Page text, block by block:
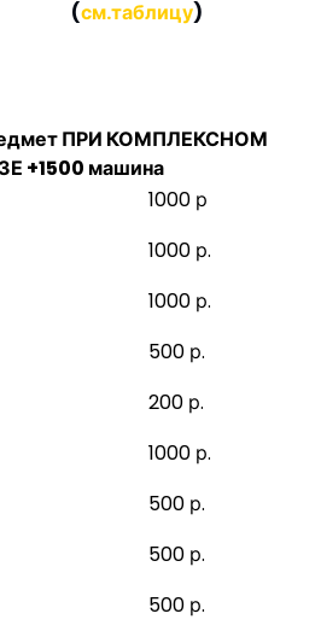
(см.таблицу)
ПРИ КОМПЛЕКСНОМ
+1500 машина
1000 р
1000 р.
1000 р.
500 р.
200 р.
1000 р.
500 р.
500 р.
500 р.